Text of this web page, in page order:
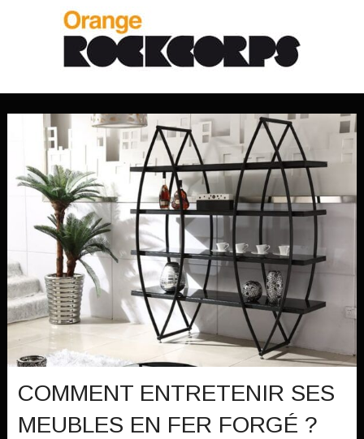
COMMENT ENTRETENIR SES
MEUBLES EN FER FORGÉ ?